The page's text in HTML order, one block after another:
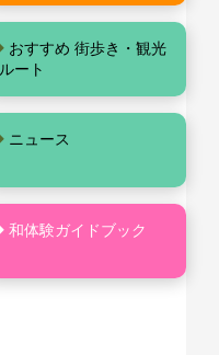
おすすめ 街歩き・観光
ルート
ニュース
和体験ガイドブック